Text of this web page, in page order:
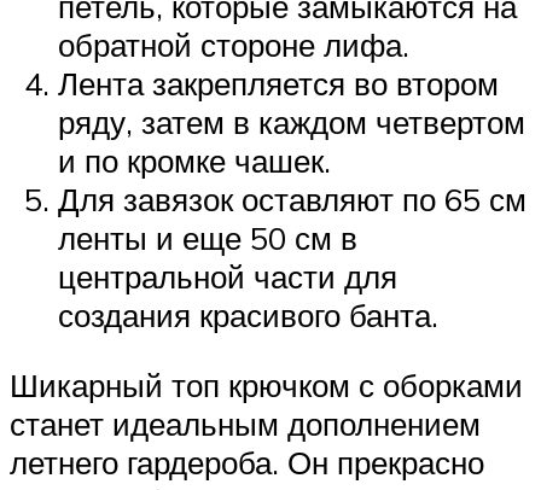
обратной стороне лифа.
Лента закрепляется во втором
ряду, затем в каждом четвертом
и по кромке чашек.
Для завязок оставляют по 65 см
ленты и еще 50 см в
центральной части для
создания красивого банта.
Шикарный топ крючком с оборками
станет идеальным дополнением
летнего гардероба. Он прекрасно